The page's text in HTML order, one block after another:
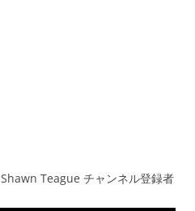
Teague チャンネル登録者